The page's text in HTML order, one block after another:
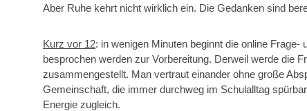
Aber Ruhe kehrt nicht wirklich ein. Die Gedanken sind
Kurz vor 12: in wenigen Minuten beginnt die online
besprochen werden zur Vorbereitung. Derweil werde die
zusammengestellt. Man vertraut einander ohne große
Gemeinschaft, die immer durchweg im Schulalltag
Energie zugleich.